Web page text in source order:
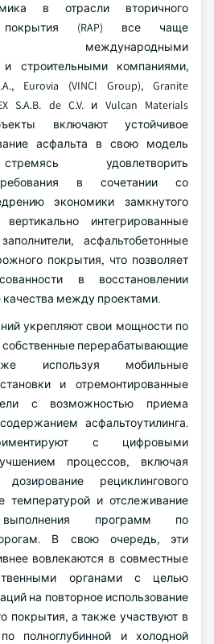
в отрасли вторичного
покрытия (RAP) все чаще
международными
и строительными компаниями,
Eurovia (VINCI Group), Granite
S.A.B. de C.V. и Vulcan Materials
включают устойчивое
асфальта в свою модель
удовлетворить
в сочетании со
экономики замкнутого
интегрированные
асфальтобетонные
покрытия, что позволяет
в восстановлении
качества между проектами.
укрепляют свои мощности по
собственные перерабатывающие
используя мобильные
и отремонтированные
с возможностью приема
асфальтоутилинга.
с цифровыми
процессов, включая
дозирование рециклингового
температурой и отслеживание
программ по
В свою очередь, эти
вовлекаются в совместные
органами с целью
на повторное использование
покрытия, а также участвуют в
полноглубинной и холодной